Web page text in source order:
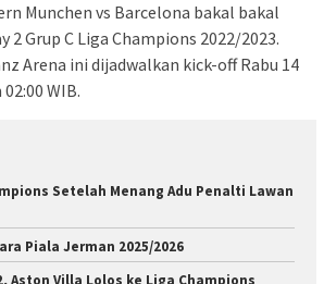
Munchen vs Barcelona bakal bakal
2 Grup C Liga Champions 2022/2023.
Arena ini dijadwalkan kick-off Rabu 14
WIB.
Setelah Menang Adu Penalti Lawan
Piala Jerman 2025/2026